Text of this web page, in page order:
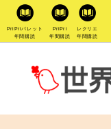
PriPriパレット
年間購読
PriPri
年間購読
レクリエ
年間購読